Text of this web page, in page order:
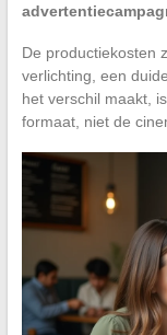
De productiekosten
verlichting, een
het verschil maakt,
formaat, niet de